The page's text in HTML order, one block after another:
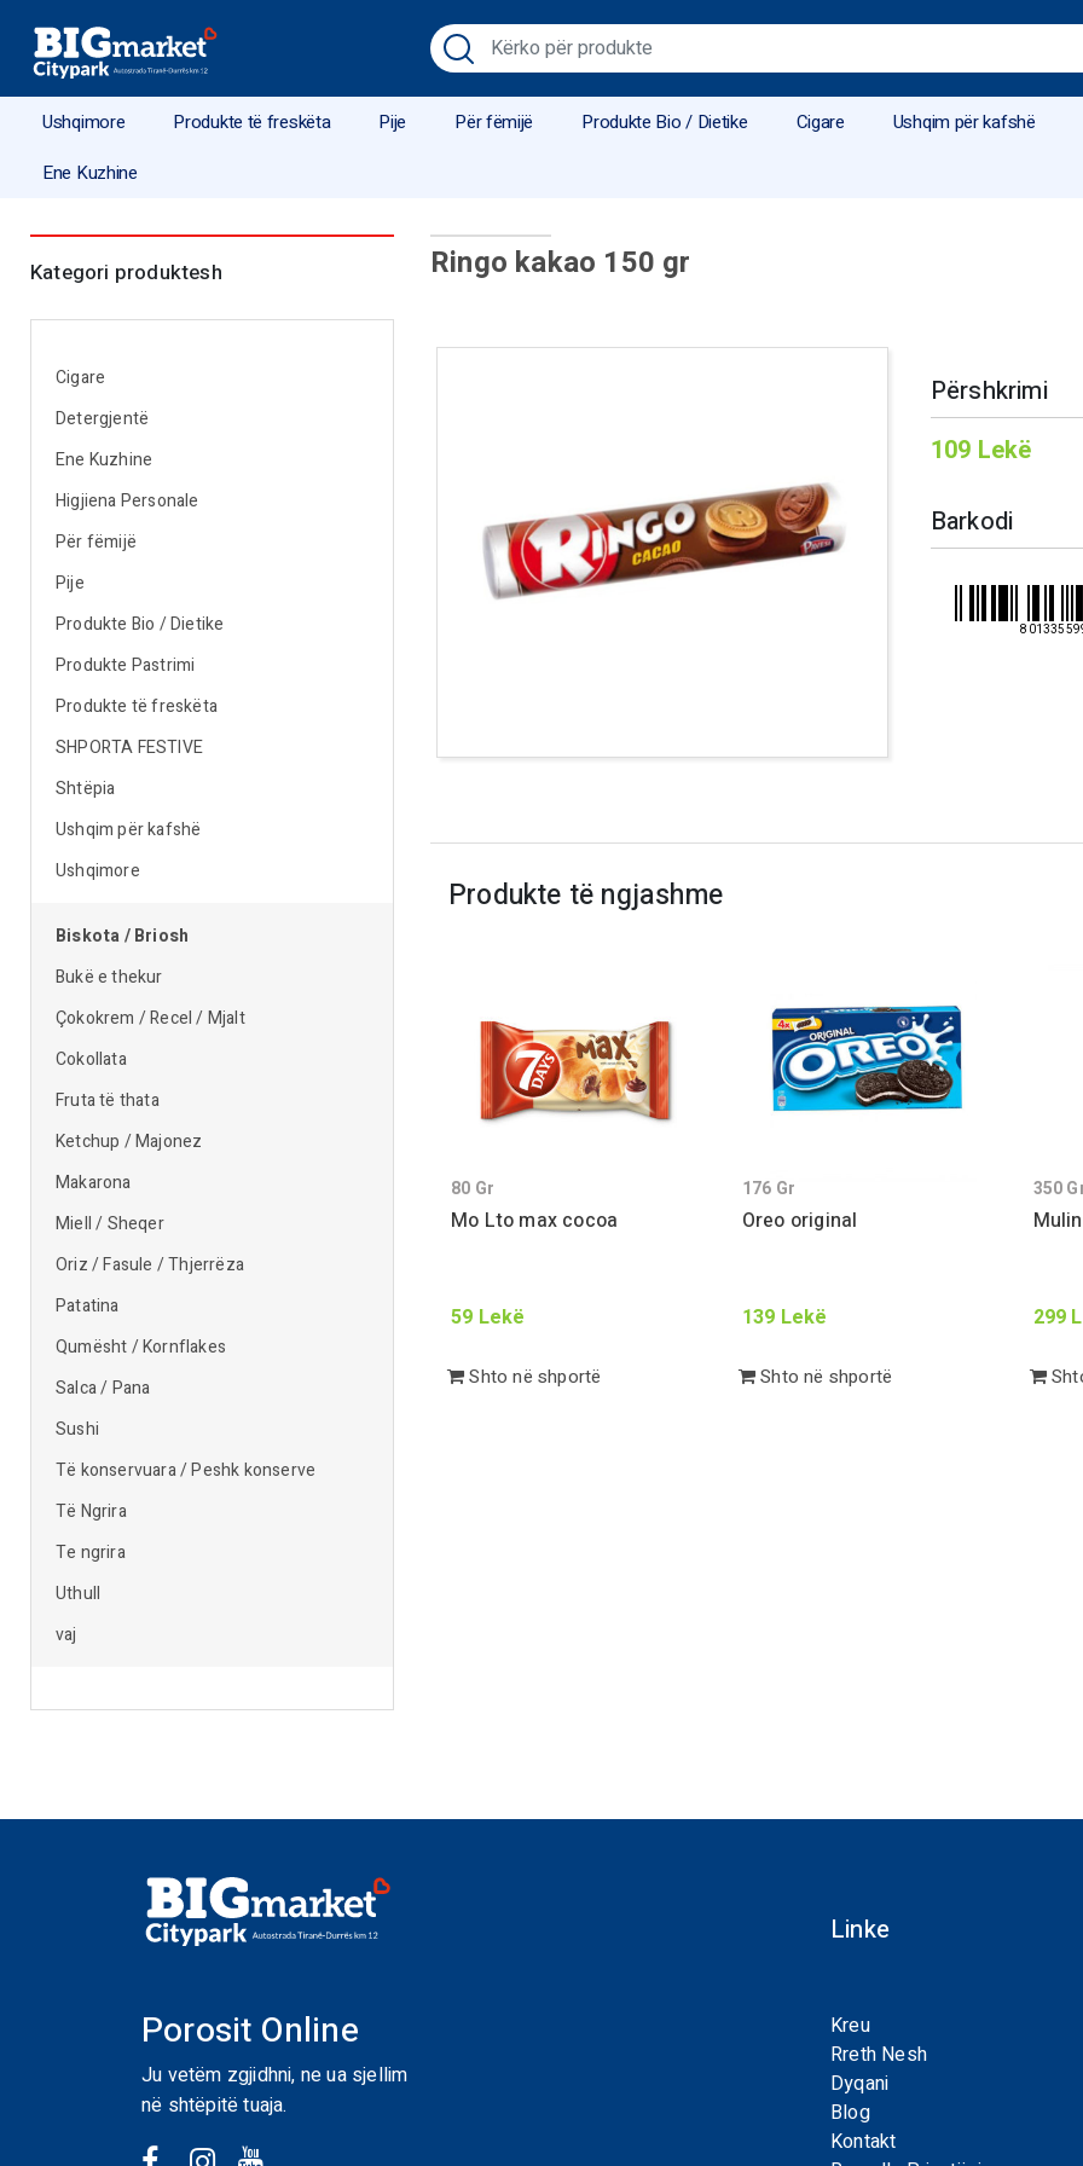
Ushqimore Produkte të freskëta Pije Për fëmijë Produkte Bio / Dietike Cigare Ushqim për kafshë
Ene Kuzhine
Kategori produktesh
Cigare
Detergjentë
Ene Kuzhine
Higjiena Personale
Për fëmijë
Pije
Produkte Bio / Dietike
Produkte Pastrimi
Produkte të freskëta
SHPORTA FESTIVE
Shtëpia
Ushqim për kafshë
Ushqimore
Biskota / Briosh
Bukë e thekur
Çokokrem / Recel / Mjalt
Cokollata
Fruta të thata
Ketchup / Majonez
Makarona
Miell / Sheqer
Oriz / Fasule / Thjerrëza
Patatina
Qumësht / Kornflakes
Salca / Pana
Sushi
Të konservuara / Peshk konserve
Të Ngrira
Te ngrira
Uthull
vaj
Ringo kakao 150 gr
Përshkrimi
109 Lekë
Barkodi
Produkte të ngjashme
Mo Lto max cocoa
80 Gr
59 Lekë
Shto në shportë
Oreo original
176 Gr
139 Lekë
Shto në shportë
350
299
Linke
Porosit Online
Ju vetëm zgjidhni, ne ua sjellim
në shtëpitë tuaja.
Kreu
Rreth Nesh
Dyqani
Blog
Kontakt